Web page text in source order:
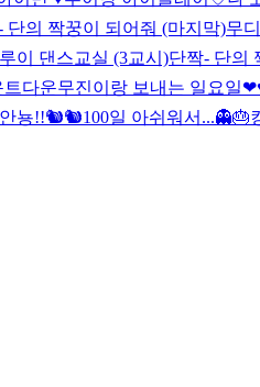
단의 짝꿍이 되어줘 (마지막)무
이 댄스교실 (3교시)단짝- 단의
다운무진이랑 보내는 일요일❤
안뇽!!🐿🐿100일 아쉬워서...👻🎂